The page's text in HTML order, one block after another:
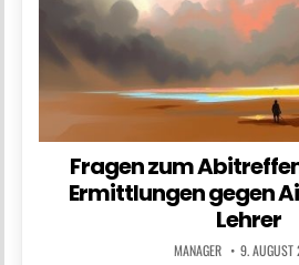
Fragen zum
Ermittlungen gegen
Lehrer
MANAGER 9.